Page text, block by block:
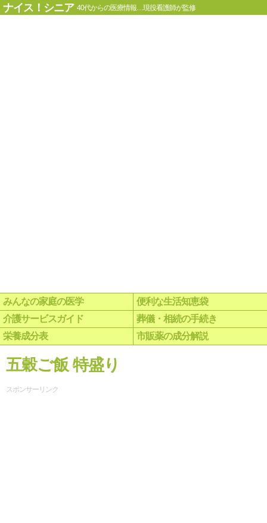
ナイス！シニア 40代からの医療情報…現役看護師が監修
みんなの家庭の医学
便利な生活知恵袋
介護サービスガイド
葬儀・相続の手続き
栄養成分表
市販薬の成分解説
五穀ご飯 特盛り
スポンサーリンク